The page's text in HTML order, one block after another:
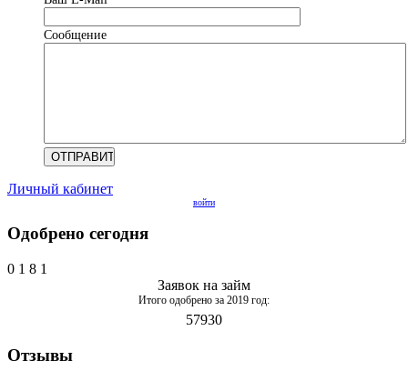
Сообщение
Личный кабинет
войти
Одобрено сегодня
0 1 8 1
Заявок на займ
Итого одобрено за 2019 год:
57930
Отзывы